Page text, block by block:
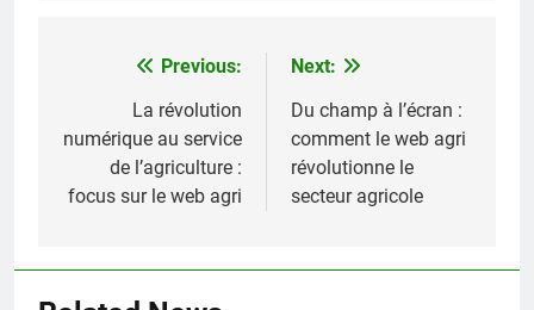
Navigation
l’article
Previous:
La révolution
numérique au service
de l’agriculture :
focus sur le web agri
Next:
Du champ à l’écran :
comment le web agri
révolutionne le
secteur agricole